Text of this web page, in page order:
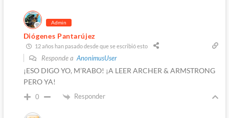
Admin
Diógenes Pantarújez
12 años han pasado desde que se escribió esto
Responde a AnonimusUser
¡ESO DIGO YO, M’RABO! ¡A LEER ARCHER & ARMSTRONG
PERO YA!
0 Responder